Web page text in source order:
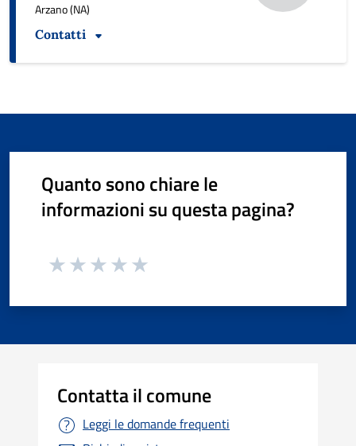
Arzano (NA)
Contatti
Quanto sono chiare le
informazioni su questa pagina?
Contatta il comune
Leggi le domande frequenti